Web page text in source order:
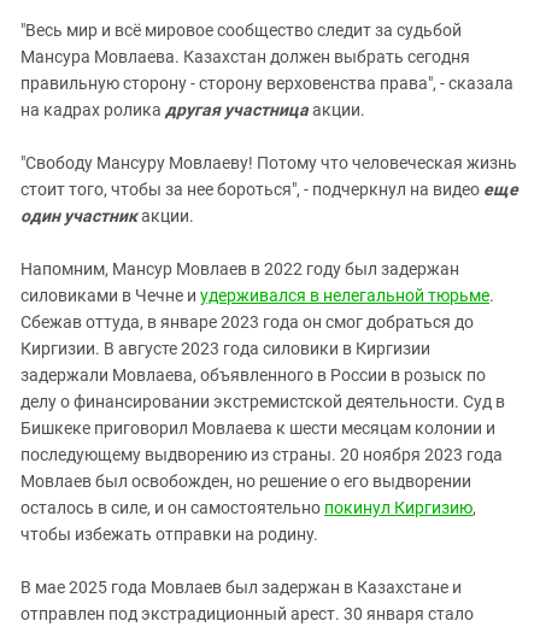
"Весь мир и всё мировое сообщество следит за судьбой
Мансура Мовлаева. Казахстан должен выбрать сегодня
правильную сторону - сторону верховенства права", - сказала
на кадрах ролика другая участницаакции.
"Свободу Мансуру Мовлаеву! Потому что человеческая жизнь
стоит того, чтобы за нее бороться", - подчеркнул на видео еще
один участникакции.
Напомним, Мансур Мовлаев в 2022 году был задержан
силовиками в Чечне и удерживался в нелегальной тюрьме.
Сбежав оттуда, в январе 2023 года он смог добраться до
Киргизии. В августе 2023 года силовики в Киргизии
задержали Мовлаева, объявленного в России в розыск по
делу о финансировании экстремистской деятельности. Суд в
Бишкеке приговорил Мовлаева к шести месяцам колонии и
последующему выдворению из страны. 20 ноября 2023 года
Мовлаев был освобожден, но решение о его выдворении
осталось в силе, и он самостоятельно покинул Киргизию,
чтобы избежать отправки на родину.
В мае 2025 года Мовлаев был задержан в Казахстане и
отправлен под экстрадиционный арест. 30 января стало